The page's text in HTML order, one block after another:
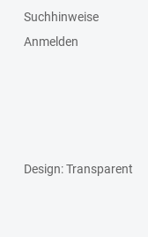
Suchhinweise
Anmelden
Design: Transparent